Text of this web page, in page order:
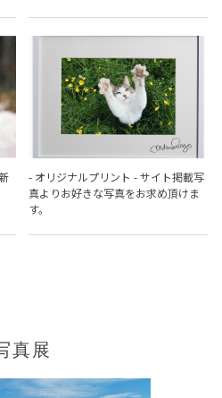
- オリジナルプリント - サイト掲載写
真よりお好きな写真をお求め頂けま
す。
真展